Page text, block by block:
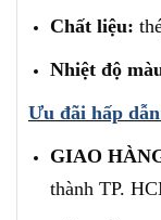
Chất liệu:
Nhiệt độ
Ưu đãi hấp
GIAO
thành TP.